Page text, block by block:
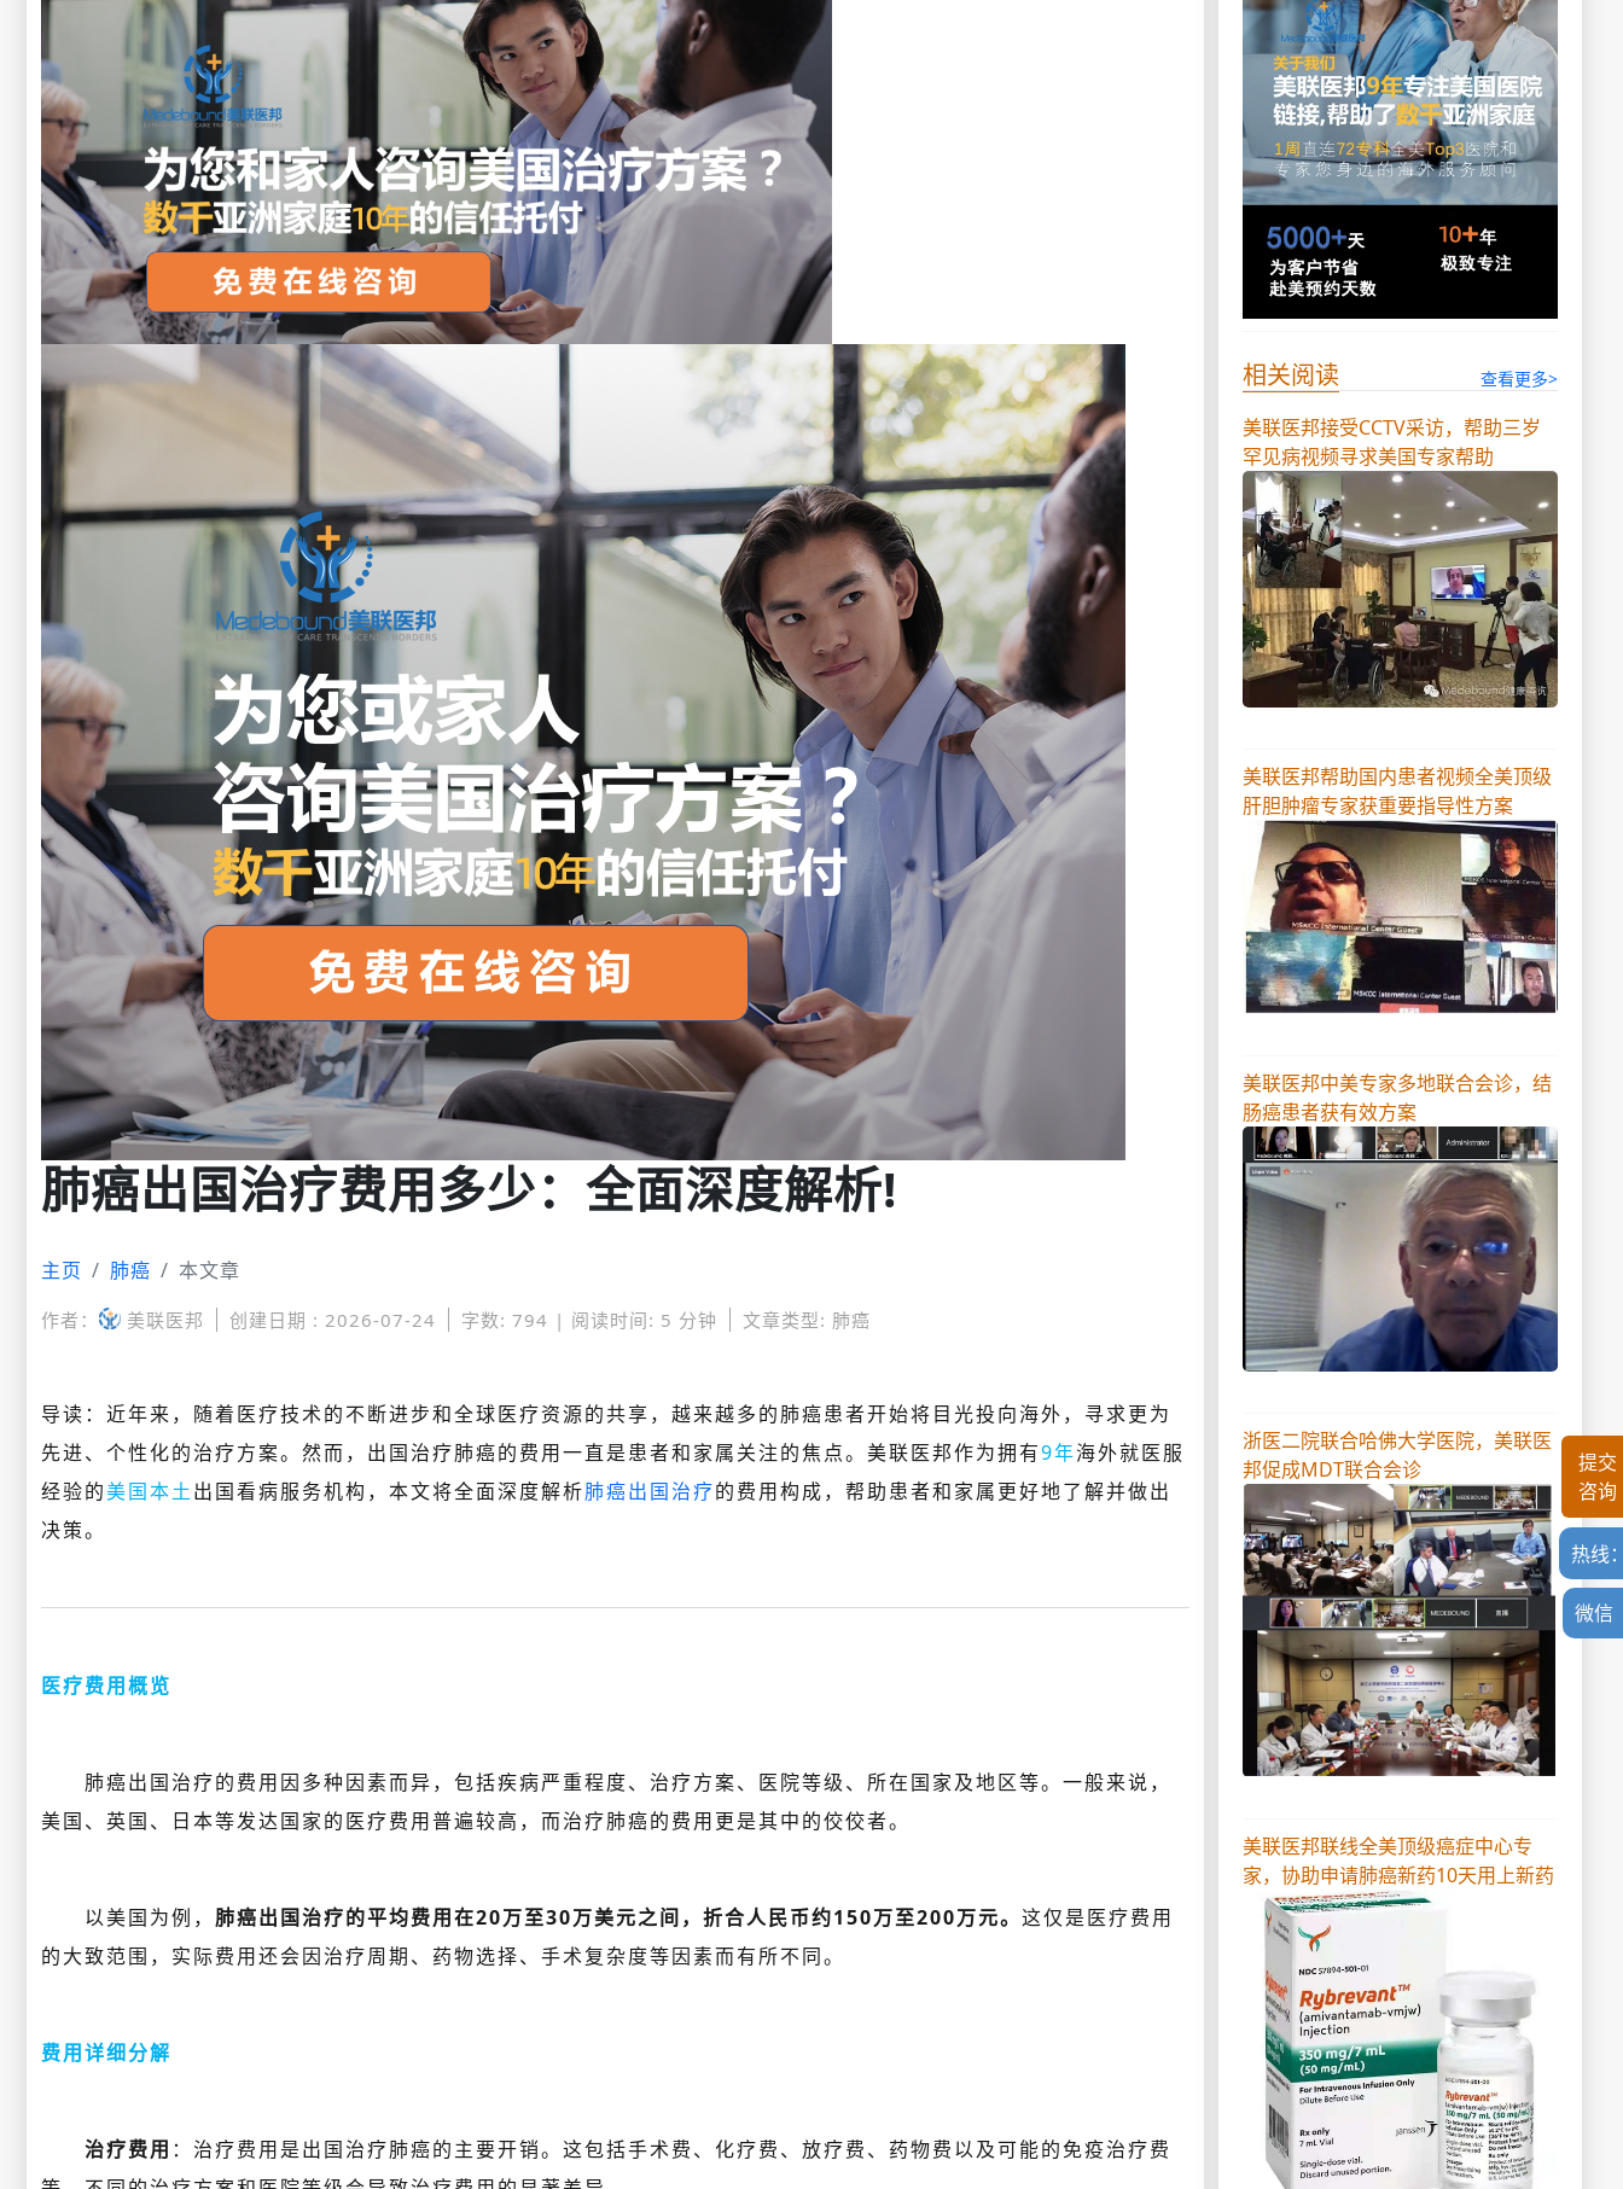
肺癌出国治疗费用多少：全面深度解析!
主页 肺癌 本文章
作者： 美联医邦 创建日期 : 2026-07-24 字数: 794 | 阅读时间: 5 分钟 文章类型: 肺癌
导读：近年来，随着医疗技术的不断进步和全球医疗资源的共享，越来越多的肺癌患者开始将目光投向海外，寻求更为
先进、个性化的治疗方案。然而，出国治疗肺癌的费用一直是患者和家属关注的焦点。美联医邦作为拥有9年海外就医服
经验的美国本土出国看病服务机构，本文将全面深度解析肺癌出国治疗的费用构成，帮助患者和家属更好地了解并做出
决策。
医疗费用概览
肺癌出国治疗的费用因多种因素而异，包括疾病严重程度、治疗方案、医院等级、所在国家及地区等。一般来说，
美国、英国、日本等发达国家的医疗费用普遍较高，而治疗肺癌的费用更是其中的佼佼者。
以美国为例， 肺癌出国治疗的平均费用在20万至30万美元之间，折合人民币约150万至200万元。 这仅是医疗费用
的大致范围，实际费用还会因治疗周期、药物选择、手术复杂度等因素而有所不同。
费用详细分解
治疗费用 ：治疗费用是出国治疗肺癌的主要开销。这包括手术费、化疗费、放疗费、药物费以及可能的免疫治疗费
相关阅读 查看更多>
美联医邦接受CCTV采访，帮助三岁
罕见病视频寻求美国专家帮助
美联医邦帮助国内患者视频全美顶级
肝胆肿瘤专家获重要指导性方案
美联医邦中美专家多地联合会诊，结
肠癌患者获有效方案
浙医二院联合哈佛大学医院，美联医
邦促成MDT联合会诊
美联医邦联线全美顶级癌症中心专
家，协助申请肺癌新药10天用上新药
热线
微信
提交
咨询